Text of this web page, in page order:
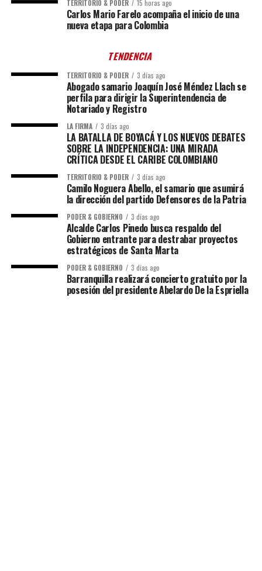
TERRITORIO & PODER 15 horas ago
Carlos Mario Farelo acompaña el inicio de una
nueva etapa para Colombia
TENDENCIA
TERRITORIO & PODER 3 días ago
Abogado samario Joaquín José Méndez Llach se
perfila para dirigir la Superintendencia de
Notariado y Registro
LA FIRMA 3 días ago
LA BATALLA DE BOYACÁ Y LOS NUEVOS DEBATES
SOBRE LA INDEPENDENCIA: UNA MIRADA
CRÍTICA DESDE EL CARIBE COLOMBIANO
TERRITORIO & PODER 3 días ago
Camilo Noguera Abello, el samario que asumirá
la dirección del partido Defensores de la Patria
PODER & GOBIERNO 3 días ago
Alcalde Carlos Pinedo busca respaldo del
Gobierno entrante para destrabar proyectos
estratégicos de Santa Marta
PODER & GOBIERNO 3 días ago
Barranquilla realizará concierto gratuito por la
posesión del presidente Abelardo De la Espriella